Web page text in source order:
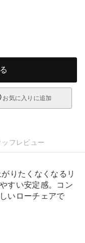
お気に入りに追加
ッフレビュー
りたくなくなるリ
すい安定感。コン
いローチェアで